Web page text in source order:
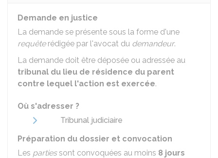
Demande en justice
La demande se présente sous la forme d'une
requêterédigée par l'avocat du demandeur.
La demande doit être déposée ou adressée au
tribunal du lieu de résidence du parent
contre lequel l'action est exercée.
Où s'adresser ?
Tribunal judiciaire
Préparation du dossier et convocation
Les partiessont convoquées au moins 8 jours